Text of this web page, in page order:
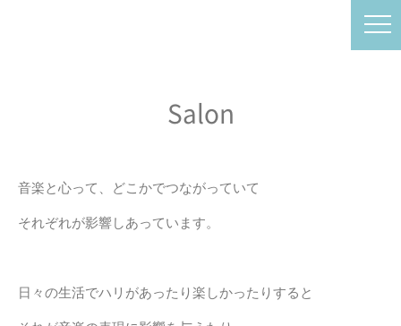
Salon
音楽と心って、どこかでつながっていて
それぞれが影響しあっています。
日々の生活でハリがあったり楽しかったりすると